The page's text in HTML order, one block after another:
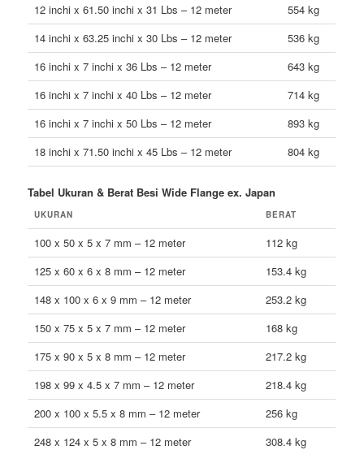
12 inchi x 61.50 inchi x 31 Lbs – 12 meter
554 kg
14 inchi x 63.25 inchi x 30 Lbs – 12 meter
536 kg
16 inchi x 7 inchi x 36 Lbs – 12 meter
643 kg
16 inchi x 7 inchi x 40 Lbs – 12 meter
714 kg
16 inchi x 7 inchi x 50 Lbs – 12 meter
893 kg
18 inchi x 71.50 inchi x 45 Lbs – 12 meter
804 kg
Tabel Ukuran & Berat Besi Wide Flange ex. Japan
UKURAN BERAT
100 x 50 x 5 x 7 mm – 12 meter
112 kg
125 x 60 x 6 x 8 mm – 12 meter
153.4 kg
148 x 100 x 6 x 9 mm – 12 meter
253.2 kg
150 x 75 x 5 x 7 mm – 12 meter
168 kg
175 x 90 x 5 x 8 mm – 12 meter
217.2 kg
198 x 99 x 4.5 x 7 mm – 12 meter
218.4 kg
200 x 100 x 5.5 x 8 mm – 12 meter
256 kg
248 x 124 x 5 x 8 mm – 12 meter
308.4 kg